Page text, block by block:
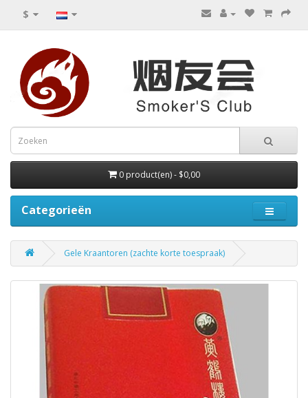
$
0 product(en) - $0,00
Categorieën
Gele Kraantoren (zachte korte toespraak)